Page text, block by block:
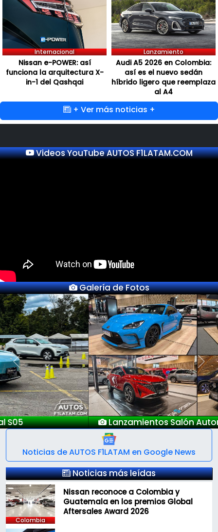
Internacional
Nissan e-POWER: así
funciona la arquitectura X-
in-1 del Qashqai
Lanzamiento
Audi A5 2026 en Colombia:
así es el nuevo sedán
híbrido ligero que reemplaza
al A4
+ Ver más noticias +
Videos YouTube AUTOS F1LATAM.COM
Galería de Fotos
Lanzamientos Salón Automóvil Bogotá 2025
Previous Next
Noticias de AUTOS F1LATAM en Google News
Noticias más leídas
Colombia
Nissan reconoce a Colombia y
Guatemala en los premios Global
Aftersales Award 2026